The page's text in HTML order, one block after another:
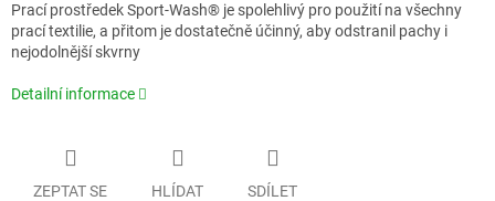
Prací prostředek Sport-Wash® je spolehlivý pro použití na všechny
prací textilie, a přitom je dostatečně účinný, aby odstranil pachy i
nejodolnější skvrny
Detailní informace
ZEPTAT SE HLÍDAT SDÍLET